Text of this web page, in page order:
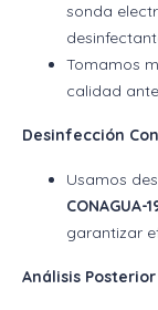
sonda
Tomamos
calidad
Desinfección
Usamos
CONAGUA-
garantizar
Análisis Posterior